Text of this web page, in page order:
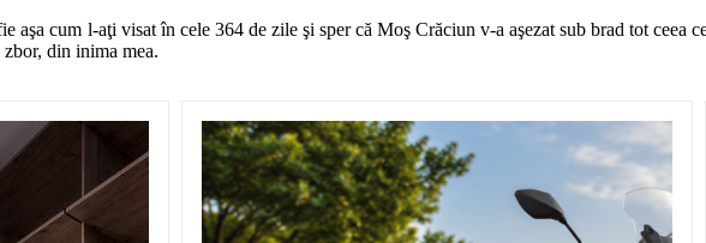
aşa cum l-aţi visat în cele 364 de zile şi sper că Moş Crăciun v-a aşezat sub brad tot
din inima mea.